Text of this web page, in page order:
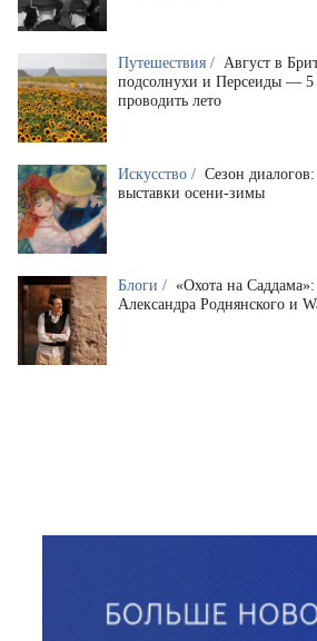
Путешествия / Август в
подсолнухи и Персеиды — 5
проводить лето
Искусство / Сезон
выставки осени-зимы
Блоги / «Охота на
Александра Роднянского и